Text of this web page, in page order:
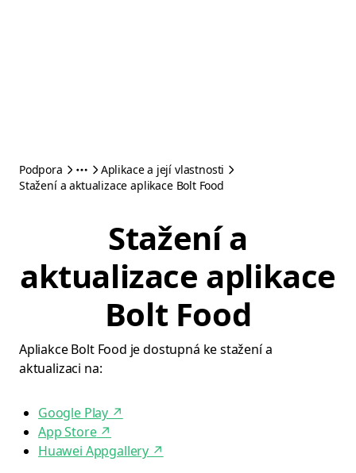
Podpora
Aplikace a její vlastnosti
Stažení a aktualizace aplikace Bolt Food
Stažení a
aktualizace aplikace
Bolt Food
Apliakce Bolt Food je dostupná ke stažení a
aktualizaci na:
Google Play ↗
App Store↗
Huawei Appgallery ↗